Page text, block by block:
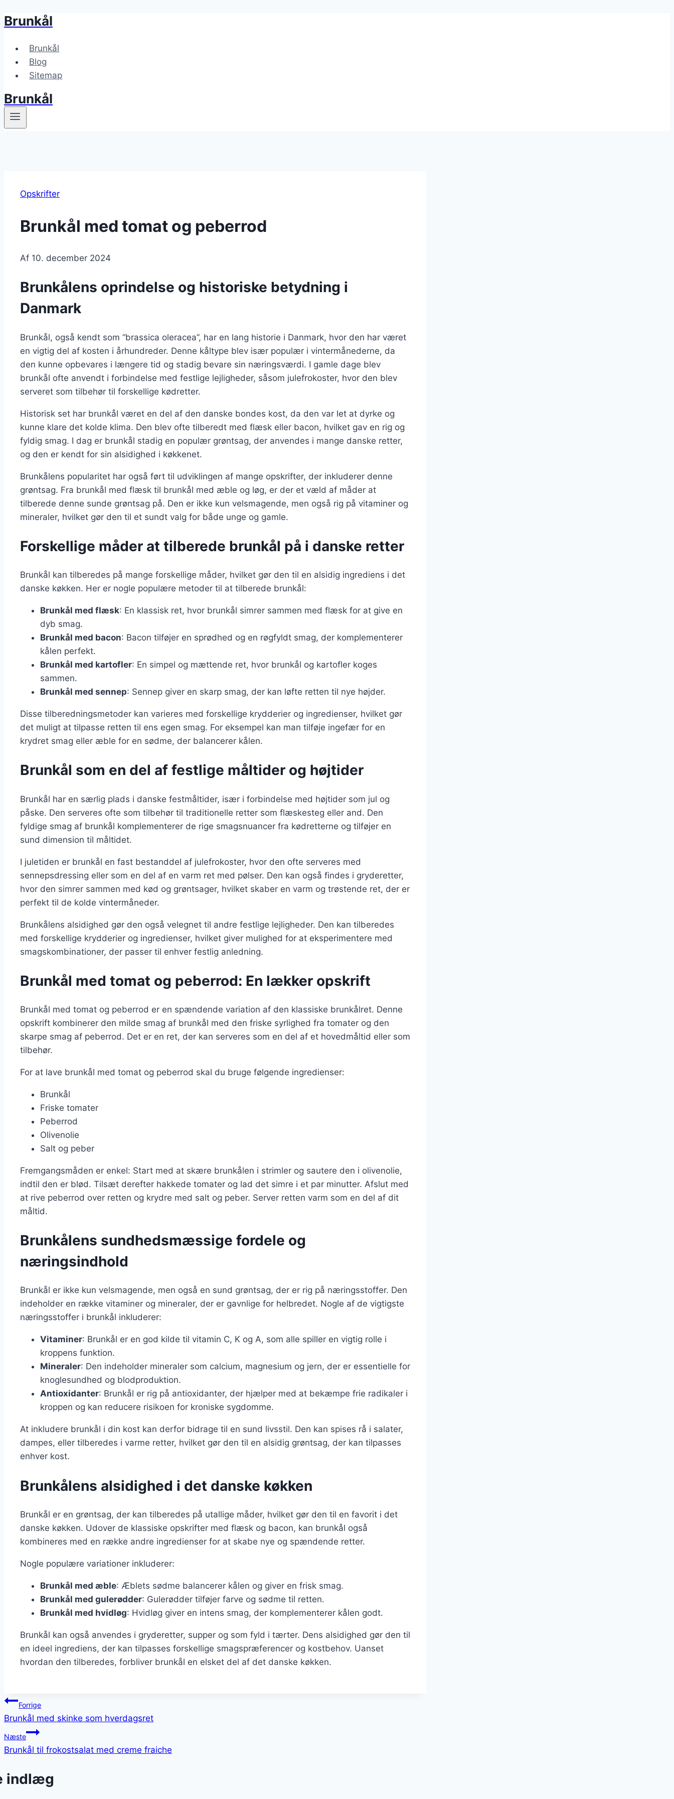
Fortsæt
indhold
Brunkål
Brunkål
Blog
Sitemap
Brunkål
Opskrifter
Brunkål med tomat og peberrod
Af 10. december 2024
Brunkålens oprindelse og historiske betydning i
Danmark
Brunkål, også kendt som “brassica oleracea”, har en lang historie i Danmark, hvor den har været
en vigtig del af kosten i århundreder. Denne kåltype blev især populær i vintermånederne, da
den kunne opbevares i længere tid og stadig bevare sin næringsværdi. I gamle dage blev
brunkål ofte anvendt i forbindelse med festlige lejligheder, såsom julefrokoster, hvor den blev
serveret som tilbehør til forskellige kødretter.
Historisk set har brunkål været en del af den danske bondes kost, da den var let at dyrke og
kunne klare det kolde klima. Den blev ofte tilberedt med flæsk eller bacon, hvilket gav en rig og
fyldig smag. I dag er brunkål stadig en populær grøntsag, der anvendes i mange danske retter,
og den er kendt for sin alsidighed i køkkenet.
Brunkålens popularitet har også ført til udviklingen af mange opskrifter, der inkluderer denne
grøntsag. Fra brunkål med flæsk til brunkål med æble og løg, er der et væld af måder at
tilberede denne sunde grøntsag på. Den er ikke kun velsmagende, men også rig på vitaminer og
mineraler, hvilket gør den til et sundt valg for både unge og gamle.
Forskellige måder at tilberede brunkål på i danske retter
Brunkål kan tilberedes på mange forskellige måder, hvilket gør den til en alsidig ingrediens i det
danske køkken. Her er nogle populære metoder til at tilberede brunkål:
Brunkål med flæsk: En klassisk ret, hvor brunkål simrer sammen med flæsk for at give en
dyb smag.
Brunkål med bacon: Bacon tilføjer en sprødhed og en røgfyldt smag, der komplementerer
kålen perfekt.
Brunkål med kartofler: En simpel og mættende ret, hvor brunkål og kartofler koges
sammen.
Brunkål med sennep: Sennep giver en skarp smag, der kan løfte retten til nye højder.
Disse tilberedningsmetoder kan varieres med forskellige krydderier og ingredienser, hvilket gør
det muligt at tilpasse retten til ens egen smag. For eksempel kan man tilføje ingefær for en
krydret smag eller æble for en sødme, der balancerer kålen.
Brunkål som en del af festlige måltider og højtider
Brunkål har en særlig plads i danske festmåltider, især i forbindelse med højtider som jul og
påske. Den serveres ofte som tilbehør til traditionelle retter som flæskesteg eller and. Den
fyldige smag af brunkål komplementerer de rige smagsnuancer fra kødretterne og tilføjer en
sund dimension til måltidet.
I juletiden er brunkål en fast bestanddel af julefrokoster, hvor den ofte serveres med
sennepsdressing eller som en del af en varm ret med pølser. Den kan også findes i gryderetter,
hvor den simrer sammen med kød og grøntsager, hvilket skaber en varm og trøstende ret, der er
perfekt til de kolde vintermåneder.
Brunkålens alsidighed gør den også velegnet til andre festlige lejligheder. Den kan tilberedes
med forskellige krydderier og ingredienser, hvilket giver mulighed for at eksperimentere med
smagskombinationer, der passer til enhver festlig anledning.
Brunkål med tomat og peberrod: En lækker opskrift
Brunkål med tomat og peberrod er en spændende variation af den klassiske brunkålret. Denne
opskrift kombinerer den milde smag af brunkål med den friske syrlighed fra tomater og den
skarpe smag af peberrod. Det er en ret, der kan serveres som en del af et hovedmåltid eller som
tilbehør.
For at lave brunkål med tomat og peberrod skal du bruge følgende ingredienser:
Brunkål
Friske tomater
Peberrod
Olivenolie
Salt og peber
Fremgangsmåden er enkel: Start med at skære brunkålen i strimler og sautere den i olivenolie,
indtil den er blød. Tilsæt derefter hakkede tomater og lad det simre i et par minutter. Afslut med
at rive peberrod over retten og krydre med salt og peber. Server retten varm som en del af dit
måltid.
Brunkålens sundhedsmæssige fordele og
næringsindhold
Brunkål er ikke kun velsmagende, men også en sund grøntsag, der er rig på næringsstoffer. Den
indeholder en række vitaminer og mineraler, der er gavnlige for helbredet. Nogle af de vigtigste
næringsstoffer i brunkål inkluderer:
Vitaminer: Brunkål er en god kilde til vitamin C, K og A, som alle spiller en vigtig rolle i
kroppens funktion.
Mineraler: Den indeholder mineraler som calcium, magnesium og jern, der er essentielle for
knoglesundhed og blodproduktion.
Antioxidanter: Brunkål er rig på antioxidanter, der hjælper med at bekæmpe frie radikaler i
kroppen og kan reducere risikoen for kroniske sygdomme.
At inkludere brunkål i din kost kan derfor bidrage til en sund livsstil. Den kan spises rå i salater,
dampes, eller tilberedes i varme retter, hvilket gør den til en alsidig grøntsag, der kan tilpasses
enhver kost.
Brunkålens alsidighed i det danske køkken
Brunkål er en grøntsag, der kan tilberedes på utallige måder, hvilket gør den til en favorit i det
danske køkken. Udover de klassiske opskrifter med flæsk og bacon, kan brunkål også
kombineres med en række andre ingredienser for at skabe nye og spændende retter.
Nogle populære variationer inkluderer:
Brunkål med æble: Æblets sødme balancerer kålen og giver en frisk smag.
Brunkål med gulerødder: Gulerødder tilføjer farve og sødme til retten.
Brunkål med hvidløg: Hvidløg giver en intens smag, der komplementerer kålen godt.
Brunkål kan også anvendes i gryderetter, supper og som fyld i tærter. Dens alsidighed gør den til
en ideel ingrediens, der kan tilpasses forskellige smagspræferencer og kostbehov. Uanset
hvordan den tilberedes, forbliver brunkål en elsket del af det danske køkken.
Indlægsnavigation
Forrige
Brunkål med skinke som hverdagsret
Næste
Brunkål til frokostsalat med creme fraiche
indlæg